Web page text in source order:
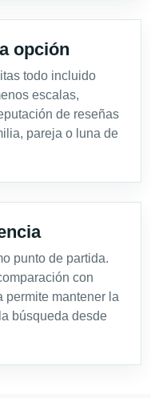
opción
todo incluido
escalas,
de reseñas
pareja o luna de
punto de partida.
con
permite mantener la
búsqueda desde